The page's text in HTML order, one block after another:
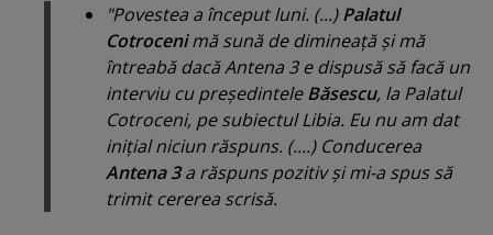
"Povestea a început luni. (...)Palatul
Cotrocenimă sună de dimineaţă şi mă
întreabă dacă Antena 3 e dispusă să facă un
interviu cu preşedinteleBăsescu, la Palatul
Cotroceni, pe subiectul Libia. Eu nu am dat
iniţial niciun răspuns. (....) Conducerea
Antena 3a răspuns pozitiv şi mi-a spus să
trimit cererea scrisă.